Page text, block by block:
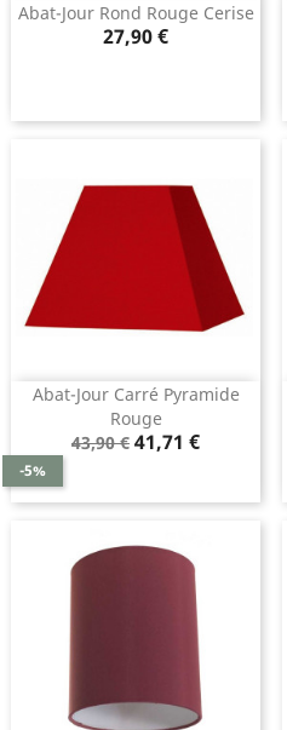
Abat-Jour Rond Rouge Cerise
Prix
27,90 €
Abat-Jour Carré Pyramide
Rouge
Prix
43,90 €
-5%
Prix
41,71 €